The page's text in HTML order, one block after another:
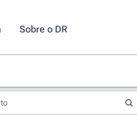
Sobre o DR